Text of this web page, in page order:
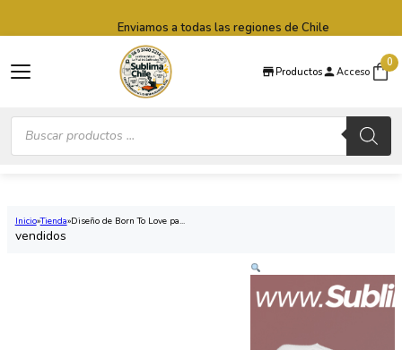
Productos Acceso
0
Búsqueda
productos
Enviamos a todas las regiones de Chile
Inicio Tienda Diseño de Born To Love pa...
vendidos